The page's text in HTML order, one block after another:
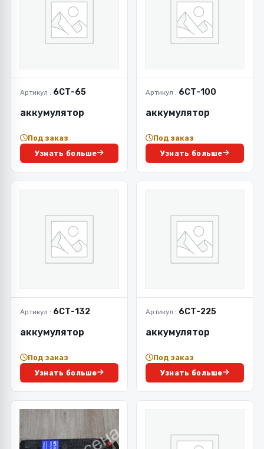
Артикул : 6СТ-65
аккумулятор
Под заказ
Узнать больше
Артикул : 6СТ-100
аккумулятор
Под заказ
Узнать больше
Артикул : 6СТ-132
аккумулятор
Под заказ
Узнать больше
Артикул : 6СТ-225
аккумулятор
Под заказ
Узнать больше